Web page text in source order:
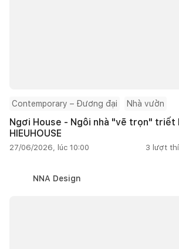
Contemporary – Đương đại Nhà vườn
Ngơi House - Ngôi nhà "vẽ trọn" triết
HIEUHOUSE
27/06/2026, lúc 10:00 3 lượt
NNA Design